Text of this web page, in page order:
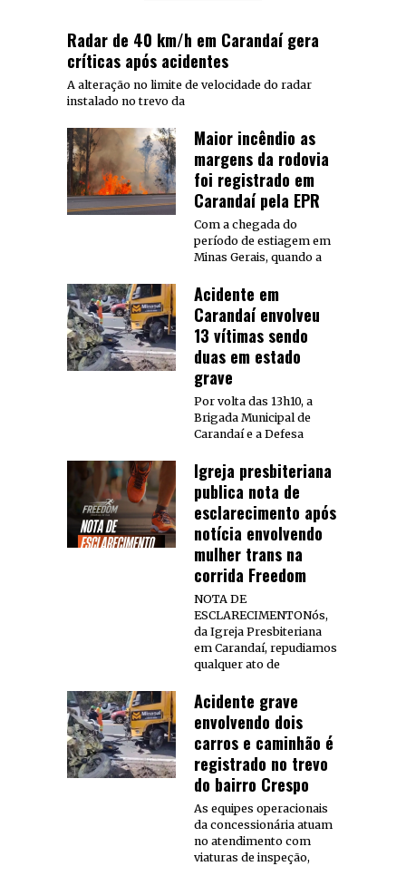
Radar de 40 km/h em Carandaí gera
críticas após acidentes
A alteração no limite de velocidade do radar
instalado no trevo da
Maior incêndio as
margens da rodovia
foi registrado em
Carandaí pela EPR
Com a chegada do
período de estiagem em
Minas Gerais, quando a
Acidente em
Carandaí envolveu
13 vítimas sendo
duas em estado
grave
Por volta das 13h10, a
Brigada Municipal de
Carandaí e a Defesa
Igreja presbiteriana
publica nota de
esclarecimento após
notícia envolvendo
mulher trans na
corrida Freedom
NOTA DE
ESCLARECIMENTONós,
da Igreja Presbiteriana
em Carandaí, repudiamos
qualquer ato de
Acidente grave
envolvendo dois
carros e caminhão é
registrado no trevo
do bairro Crespo
As equipes operacionais
da concessionária atuam
no atendimento com
viaturas de inspeção,